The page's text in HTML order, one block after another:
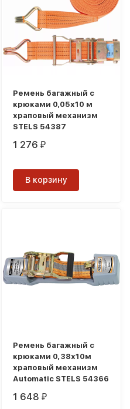
Ремень багажный с
крюками 0,05х10 м
храповый механизм
STELS 54387
1 276₽
В корзину
Ремень багажный с
крюками 0,38х10м
храповый механизм
Automatic STELS 54366
1 648₽